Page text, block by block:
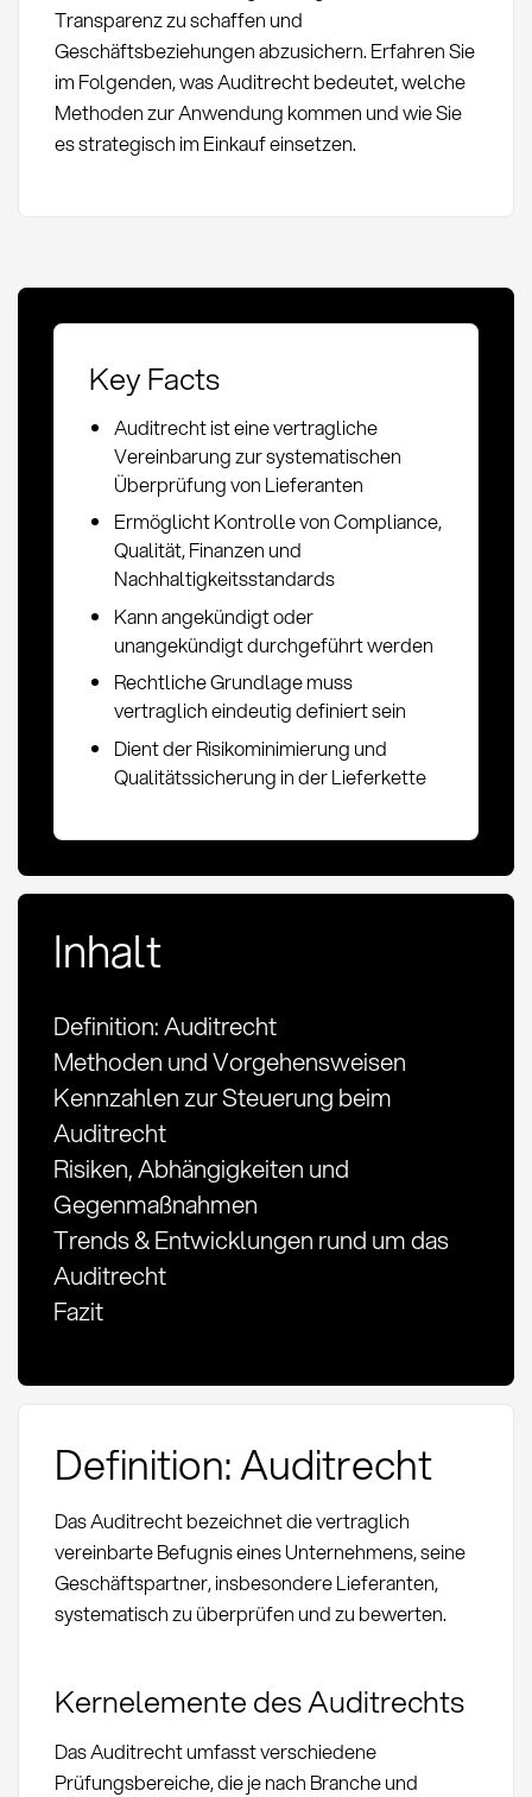
Transparenz zu schaffen und
Geschäftsbeziehungen abzusichern. Erfahren Sie
im Folgenden, was Auditrecht bedeutet, welche
Methoden zur Anwendung kommen und wie Sie
es strategisch im Einkauf einsetzen.
Key Facts
Auditrecht ist eine vertragliche
Vereinbarung zur systematischen
Überprüfung von Lieferanten
Ermöglicht Kontrolle von Compliance,
Qualität, Finanzen und
Nachhaltigkeitsstandards
Kann angekündigt oder
unangekündigt durchgeführt werden
Rechtliche Grundlage muss
vertraglich eindeutig definiert sein
Dient der Risikominimierung und
Qualitätssicherung in der Lieferkette
Inhalt
Definition: Auditrecht
Methoden und Vorgehensweisen
Kennzahlen zur Steuerung beim
Auditrecht
Risiken, Abhängigkeiten und
Gegenmaßnahmen
Trends & Entwicklungen rund um das
Auditrecht
Fazit
Definition: Auditrecht
Das Auditrecht bezeichnet die vertraglich
vereinbarte Befugnis eines Unternehmens, seine
Geschäftspartner, insbesondere Lieferanten,
systematisch zu überprüfen und zu bewerten.
Kernelemente des Auditrechts
Das Auditrecht umfasst verschiedene
Prüfungsbereiche, die je nach Branche und